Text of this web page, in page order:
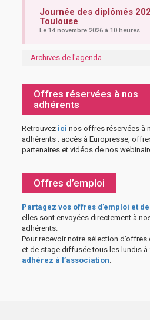
Journée des diplômés
Toulouse
Le 14 novembre 2026 à 10 heures
Archives de l'agenda.
Offres réservées à nos
adhérents
Retrouvez ici nos offres réservées à
adhérents : accès à Europresse,
partenaires et vidéos de nos
Offres d’emploi
Partagez vos offres d’emploi et
elles sont envoyées directement à
adhérents.
Pour recevoir notre sélection d’offres
et de stage diffusée tous les lundis à
adhérez à l’association.